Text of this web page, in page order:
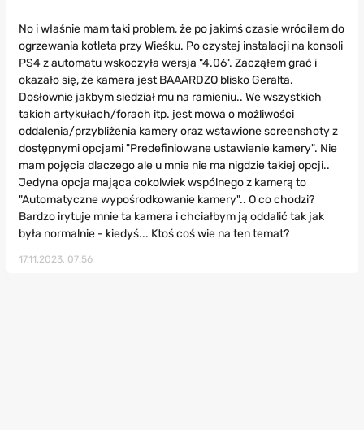
No i właśnie mam taki problem, że po jakimś czasie wróciłem do
ogrzewania kotleta przy Wieśku. Po czystej instalacji na konsoli
PS4 z automatu wskoczyła wersja "4.06". Zacząłem grać i
okazało się, że kamera jest BAAARDZO blisko Geralta.
Dosłownie jakbym siedział mu na ramieniu.. We wszystkich
takich artykułach/forach itp. jest mowa o możliwości
oddalenia/przybliżenia kamery oraz wstawione screenshoty z
dostępnymi opcjami "Predefiniowane ustawienie kamery". Nie
mam pojęcia dlaczego ale u mnie nie ma nigdzie takiej opcji..
Jedyna opcja mająca cokolwiek wspólnego z kamerą to
"Automatyczne wypośrodkowanie kamery".. O co chodzi?
Bardzo irytuje mnie ta kamera i chciałbym ją oddalić tak jak
była normalnie - kiedyś... Ktoś coś wie na ten temat?
17.11.2023, 07:56